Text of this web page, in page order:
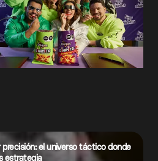
precisión: el universo táctico donde
estrategia